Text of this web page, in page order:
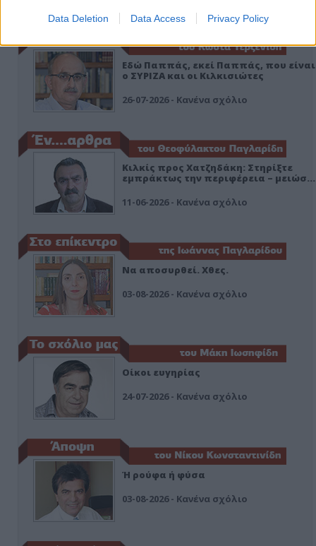
Data Deletion Data Access Privacy Policy
ΑΠΟΨΕΙΣ
Εδώ Παππάς, εκεί Παππάς, που είναι
ο ΣΥΡΙΖΑ και οι Κιλκισιώτες
26-07-2026 - Κανένα σχόλιο
Κιλκίς προς Χατζηδάκη: Στηρίξτε
εμπράκτως την περιφέρεια – μειώσ…
11-06-2026 - Κανένα σχόλιο
Να αποσυρθεί. Χθες.
03-08-2026 - Κανένα σχόλιο
Οίκοι ευγηρίας
24-07-2026 - Κανένα σχόλιο
Ή ρούφα ή φύσα
03-08-2026 - Κανένα σχόλιο